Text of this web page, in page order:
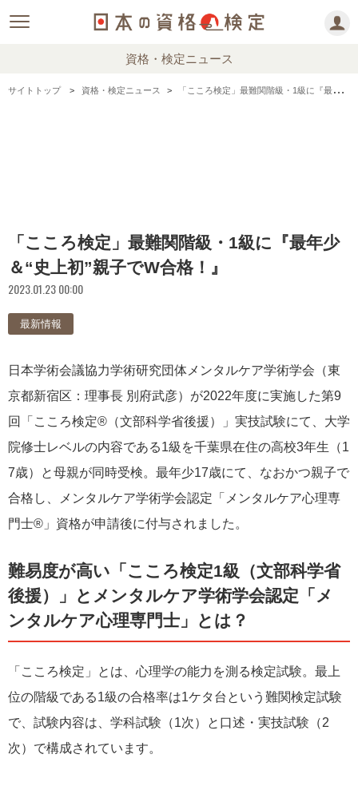
資格・検定ニュース
サイトトップ 資格・検定ニュース 「こころ検定」最難関階級・1級に『最年少＆“史上初”親子でW合格！』
「こころ検定」最難関階級・1級に『最年少
＆“史上初”親子でW合格！』
2023.01.23 00:00
最新情報
⽇本学術会議協⼒学術研究団体メンタルケア学術学会（東
京都新宿区：理事⻑ 別府武彦）が2022年度に実施した第9
回「こころ検定®（⽂部科学省後援）」実技試験にて、⼤学
院修⼠レベルの内容である1級を千葉県在住の⾼校3年⽣（1
7歳）と⺟親が同時受検。最年少17歳にて、なおかつ親⼦で
合格し、メンタルケア学術学会認定「メンタルケア⼼理専
⾨⼠®」資格が申請後に付与されました。
難易度が⾼い「こころ検定1級（⽂部科学省
後援）」とメンタルケア学術学会認定「メ
ンタルケア⼼理専⾨⼠」とは？
「こころ検定」とは、⼼理学の能⼒を測る検定試験。最上
位の階級である1級の合格率は1ケタ台という難関検定試験
で、試験内容は、学科試験（1次）と⼝述・実技試験（2
次）で構成されています。